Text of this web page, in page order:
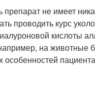
не имеет
проводить курс
кислоты
на животные